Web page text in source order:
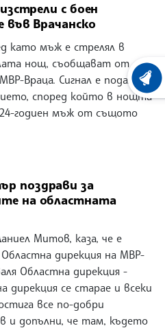
с боен
във Врачанско
като мъж е стрелял в
нощ, съобщават от
Враца. Сигнал е подал
според който в нощта
24-годиен мъж от същото
поздрави за
на областната
Митов, каза, че е
дирекция на МВР-
Областна дирекция -
дирекция се старае и всеки
все по-добри
и допълни, че там, където